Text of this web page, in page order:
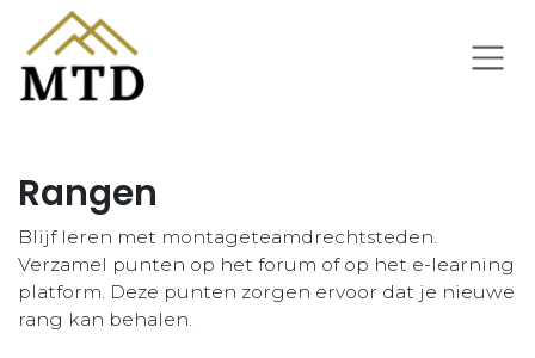
Overslaan naar inhoud
Rangen
Blijf leren met montageteamdrechtsteden.
Verzamel punten op het forum of op het e-learning
platform. Deze punten zorgen ervoor dat je nieuwe
rang kan behalen.